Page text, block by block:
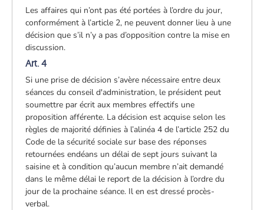
Les affaires qui n’ont pas été portées à l’ordre du jour,
conformément à l’article 2, ne peuvent donner lieu à une
décision que s’il n’y a pas d’opposition contre la mise en
discussion.
Art. 4
Si une prise de décision s’avère nécessaire entre deux
séances du conseil d'administration, le président peut
soumettre par écrit aux membres effectifs une
proposition afférente. La décision est acquise selon les
règles de majorité définies à l’alinéa 4 de l’article 252 du
Code de la sécurité sociale sur base des réponses
retournées endéans un délai de sept jours suivant la
saisine et à condition qu’aucun membre n’ait demandé
dans le même délai le report de la décision à l’ordre du
jour de la prochaine séance. Il en est dressé procès-
verbal.